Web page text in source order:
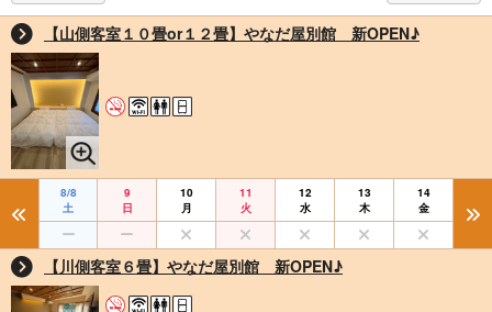
【山側客室１０畳or１２畳】やなだ屋別館 新OPEN♪
8/8
土
9
日
10
月
11
火
12
水
13
木
14
金
【川側客室６畳】やなだ屋別館 新OPEN♪